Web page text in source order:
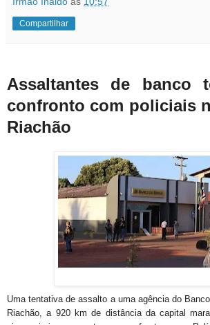
Compartilhar
Assaltantes de banco
confronto com policiais
Riachão
Uma tentativa de assalto a uma agência do
Riachão, a 920 km de distância da capital